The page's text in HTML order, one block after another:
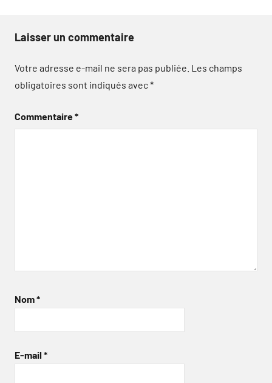
Laisser un commentaire
Votre adresse e-mail ne sera pas publiée. Les champs
obligatoires sont indiqués avec*
Commentaire*
Nom*
E-mail *